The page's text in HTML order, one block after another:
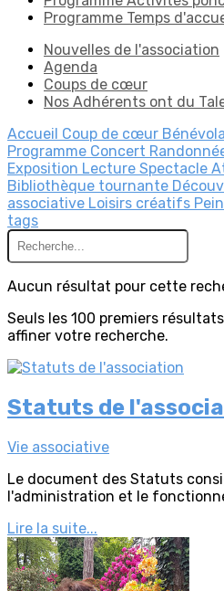
Programme Temps
Nouvelles de l'association
Agenda
Coups de cœur
Nos Adhérents ont du
Accueil Coup de cœur
Programme Concert
Exposition Lecture Spectacle
Bibliothèque tournante
associative Loisirs créatifs
tags
Aucun résultat pour cette
Seuls les 100 premiers
affiner votre recherche.
Statuts de
Vie associative
Le document des Statuts
l'administration et le
Lire la suite...